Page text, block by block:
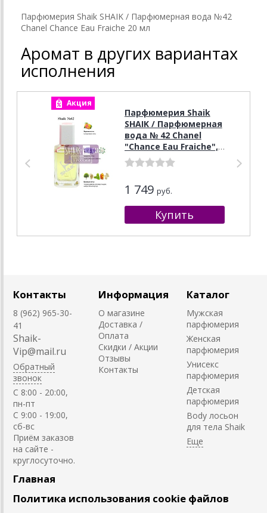
Парфюмерия Shaik SHAIK / Парфюмерная вода №42
Chanel Chance Еаu Fraiche 20 мл
Аромат в других вариантах
исполнения
Акция
Парфюмерия Shaik
SHAIK / Парфюмерная
вода № 42 Chanel
"Chance Eau Fraiche",
100 мл.
1 749 руб.
Контакты
8 (962) 965-30-
41
Shaik-
Vip@mail.ru
Обратный
звонок
C 8:00 - 20:00,
пн-пт
С 9:00 - 19:00,
сб-вс
Приём заказов
на сайте -
круглосуточно.
Информация
О магазине
Доставка /
Оплата
Скидки / Акции
Отзывы
Контакты
Каталог
Мужская
парфюмерия
Женская
парфюмерия
Унисекс
парфюмерия
Детская
парфюмерия
Body лосьон
для тела Shaik
Главная
Политика использования cookie файлов